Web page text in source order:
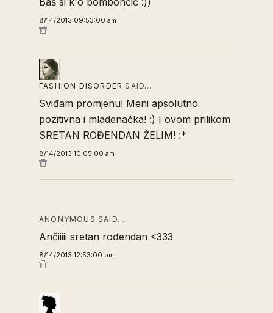
8/14/2013 09:53:00 am
FASHION DISORDER SAID…
Sviđam promjenu! Meni apsolutno
pozitivna i mladenačka! :) I ovom prilikom
SRETAN ROĐENDAN ŽELIM! :*
8/14/2013 10:05:00 am
ANONYMOUS SAID…
Ančiiiii sretan rođendan <333
8/14/2013 12:53:00 pm